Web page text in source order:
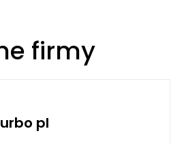
firmy
pl